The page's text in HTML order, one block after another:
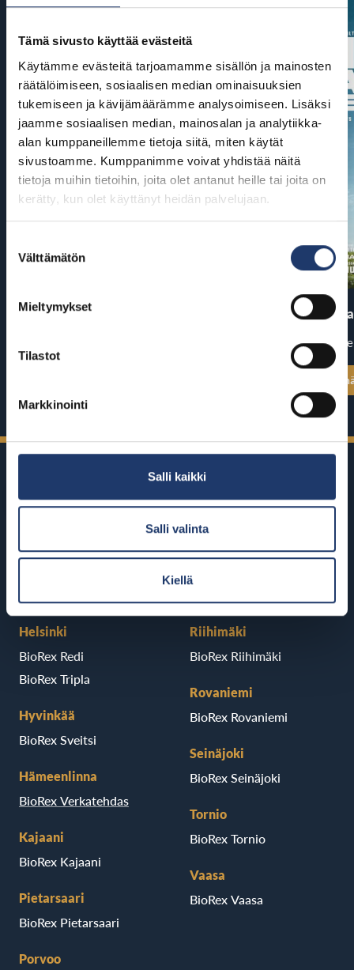
Tämä sivusto käyttää evästeitä
Käytämme evästeitä tarjoamamme sisällön ja mainosten
räätälöimiseen, sosiaalisen median ominaisuuksien
tukemiseen ja kävijämäärämme analysoimiseen. Lisäksi
jaamme sosiaalisen median, mainosalan ja analytiikka-
alan kumppaneillemme tietoja siitä, miten käytät
sivustoamme. Kumppanimme voivat yhdistää näitä
tietoja muihin tietoihin, joita olet antanut heille tai joita on
kerätty, kun olet käyttänyt heidän palvelujaan.
valinta
Välttämätön
Mieltymykset
Tilastot
Markkinointi
Salli kaikki
Salli valinta
Kiellä
Pirates of the Caribbean: At
The End of
Ensi-ilta:
Katso kaikki
BioRexillä on 12 elokuvateatteria
Helsinki
BioRex Redi
BioRex Tripla
Hyvinkää
BioRex Sveitsi
Hämeenlinna
BioRex Verkatehdas
Kajaani
BioRex Kajaani
Pietarsaari
BioRex Pietarsaari
Porvoo
Riihimäki
BioRex Riihimäki
Rovaniemi
BioRex Rovaniemi
Seinäjoki
BioRex Seinäjoki
Tornio
BioRex Tornio
Vaasa
BioRex Vaasa